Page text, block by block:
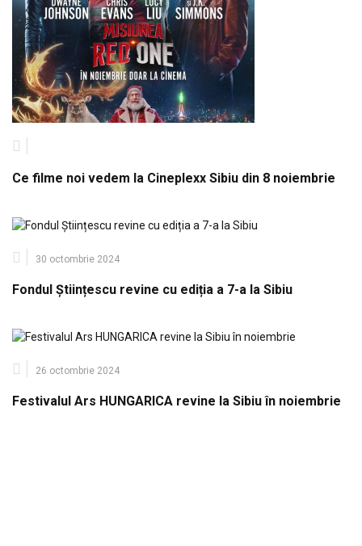
Ce filme noi vedem la Cineplexx Sibiu din 8 noiembrie
30 octombrie 2024
Fondul Științescu revine cu ediția a 7-a la Sibiu
26 octombrie 2024
Festivalul Ars HUNGARICA revine la Sibiu în noiembrie